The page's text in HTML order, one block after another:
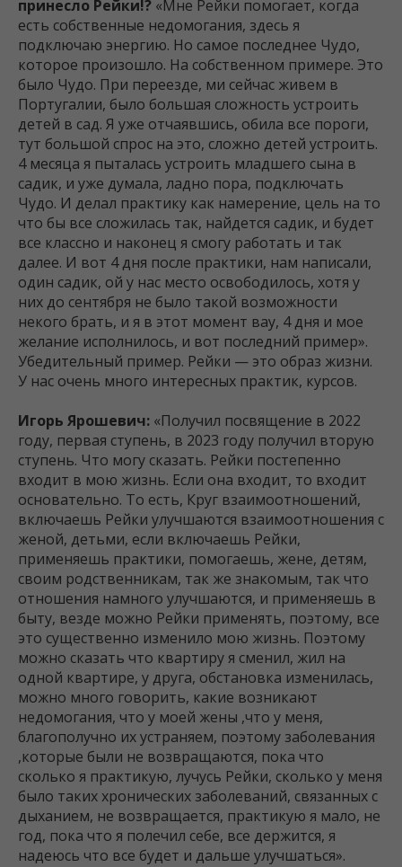
принесло Рейки!? «Мне Рейки помогает, когда
есть собственные недомогания, здесь я
подключаю энергию. Но самое последнее Чудо,
которое произошло. На собственном примере. Это
было Чудо. При переезде, ми сейчас живем в
Португалии, было большая сложность устроить
детей в сад. Я уже отчаявшись, обила все пороги,
тут большой спрос на это, сложно детей устроить.
4 месяца я пыталась устроить младшего сына в
садик, и уже думала, ладно пора, подключать
Чудо. И делал практику как намерение, цель на то
что бы все сложилась так, найдется садик, и будет
все классно и наконец я смогу работать и так
далее. И вот 4 дня после практики, нам написали,
один садик, ой у нас место освободилось, хотя у
них до сентября не было такой возможности
некого брать, и я в этот момент вау, 4 дня и мое
желание исполнилось, и вот последний пример».
Убедительный пример. Рейки — это образ жизни.
У нас очень много интересных практик, курсов.
Игорь Ярошевич: «Получил посвящение в 2022
году, первая ступень, в 2023 году получил вторую
ступень. Что могу сказать. Рейки постепенно
входит в мою жизнь. Если она входит, то входит
основательно. То есть, Круг взаимоотношений,
включаешь Рейки улучшаются взаимоотношения с
женой, детьми, если включаешь Рейки,
применяешь практики, помогаешь, жене, детям,
своим родственникам, так же знакомым, так что
отношения намного улучшаются, и применяешь в
быту, везде можно Рейки применять, поэтому, все
это существенно изменило мою жизнь. Поэтому
можно сказать что квартиру я сменил, жил на
одной квартире, у друга, обстановка изменилась,
можно много говорить, какие возникают
недомогания, что у моей жены ,что у меня,
благополучно их устраняем, поэтому заболевания
,которые были не возвращаются, пока что
сколько я практикую, лучусь Рейки, сколько у меня
было таких хронических заболеваний, связанных с
дыханием, не возвращается, практикую я мало, не
год, пока что я полечил себе, все держится, я
надеюсь что все будет и дальше улучшаться».